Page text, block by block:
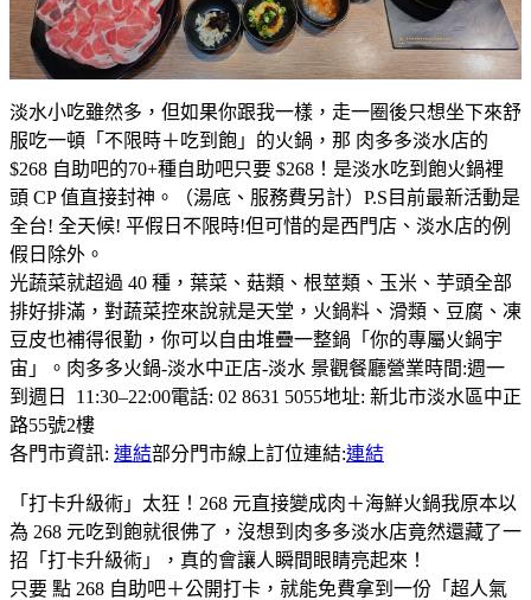
淡水小吃雖然多，但如果你跟我一樣，走一圈後只想坐下來舒
服吃一頓「不限時＋吃到飽」的火鍋，那 肉多多淡水店的
$268 自助吧的70+種自助吧只要 $268！是淡水吃到飽火鍋裡
頭 CP 值直接封神。（湯底、服務費另計）P.S目前最新活動是
全台! 全天候! 平假日不限時!但可惜的是西門店、淡水店的例
假日除外。
光蔬菜就超過 40 種，葉菜、菇類、根莖類、玉米、芋頭全部
排好排滿，對蔬菜控來說就是天堂，火鍋料、滑類、豆腐、凍
豆皮也補得很勤，你可以自由堆疊一整鍋「你的專屬火鍋宇
宙」。肉多多火鍋-淡水中正店-淡水 景觀餐廳營業時間:週一
到週日 11:30–22:00電話: 02 8631 5055地址: 新北市淡水區中正
路55號2樓
各門市資訊: 連結部分門市線上訂位連結:連結
「打卡升級術」太狂！268 元直接變成肉＋海鮮火鍋我原本以
為 268 元吃到飽就很佛了，沒想到肉多多淡水店竟然還藏了一
招「打卡升級術」，真的會讓人瞬間眼睛亮起來！
只要 點 268 自助吧＋公開打卡，就能免費拿到一份「超人氣